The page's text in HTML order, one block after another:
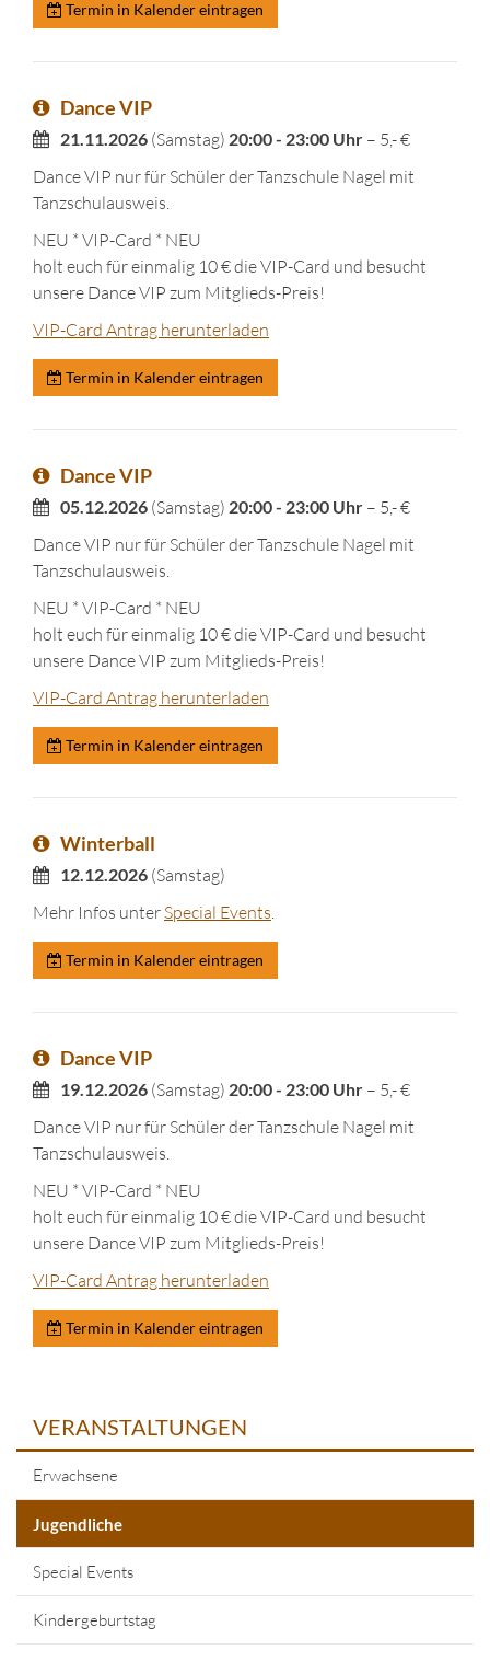
Termin in Kalender eintragen
Dance VIP
21.11.2026 (Samstag) 20:00 - 23:00 Uhr – 5,- €
Dance VIP nur für Schüler der Tanzschule Nagel mit
Tanzschulausweis.
NEU * VIP-Card * NEU
holt euch für einmalig 10 € die VIP-Card und besucht
unsere Dance VIP zum Mitglieds-Preis!
VIP-Card Antrag herunterladen
Termin in Kalender eintragen
Dance VIP
05.12.2026 (Samstag) 20:00 - 23:00 Uhr – 5,- €
Dance VIP nur für Schüler der Tanzschule Nagel mit
Tanzschulausweis.
NEU * VIP-Card * NEU
holt euch für einmalig 10 € die VIP-Card und besucht
unsere Dance VIP zum Mitglieds-Preis!
VIP-Card Antrag herunterladen
Termin in Kalender eintragen
Winterball
12.12.2026 (Samstag)
Mehr Infos unterSpecial Events.
Termin in Kalender eintragen
Dance VIP
19.12.2026 (Samstag) 20:00 - 23:00 Uhr – 5,- €
Dance VIP nur für Schüler der Tanzschule Nagel mit
Tanzschulausweis.
NEU * VIP-Card * NEU
holt euch für einmalig 10 € die VIP-Card und besucht
unsere Dance VIP zum Mitglieds-Preis!
VIP-Card Antrag herunterladen
Termin in Kalender eintragen
VERANSTALTUNGEN
Erwachsene
Jugendliche
Special Events
Kindergeburtstag